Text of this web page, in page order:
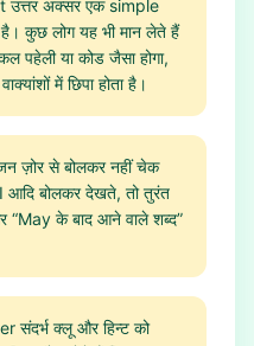
उत्तर अक्सर एक simple
कुछ लोग यह भी मान लेते हैं
पहेली या कोड जैसा होगा,
में छिपा होता है।
ज़ोर से बोलकर नहीं चेक
बोलकर देखते, तो तुरंत
“May के बाद आने वाले शब्द”
संदर्भ क्लू और हिन्ट को